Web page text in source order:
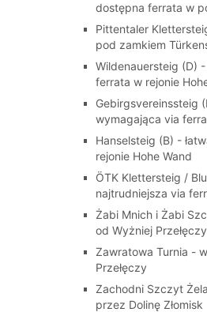
dostępna ferrata w
Pittentaler
pod zamkiem
Wildenauersteig (D)
ferrata w rejonie
Gebirgsvereinssteig
wymagająca via
Hanselsteig (B) -
rejonie Hohe Wand
ÖTK Klettersteig /
najtrudniejsza via
Żabi Mnich i Żabi
od Wyżniej
Zawratowa Turnia -
Przełęczy
Zachodni Szczyt
przez Dolinę Złomisk